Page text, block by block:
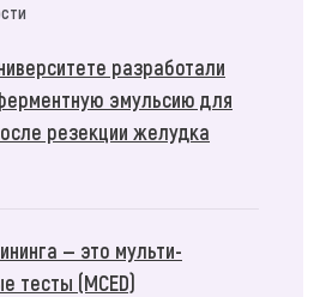
разработали
эмульсию для
резекции желудка
— это мульти-
тесты (MCED)